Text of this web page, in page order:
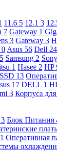
11.6 5 12.1 3
7 Gateway 1
3 Gateway 3
0 Asus 56 Dell 24
5 Samsung 2 Sony
1 Hasee 2 HP
13
17 DELL 1
3 Корпуса
3 Блок Питания
1 Оперативная